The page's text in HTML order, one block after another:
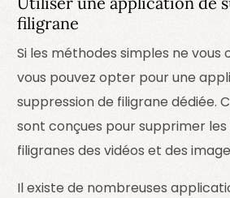
filigrane
Si les méthodes simples ne vous
vous pouvez opter pour une
suppression de filigrane dédiée.
sont conçues pour supprimer
filigranes des vidéos et des
Il existe de nombreuses